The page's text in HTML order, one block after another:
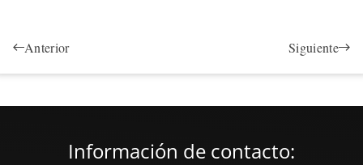
Anterior Siguiente
Información de contacto: